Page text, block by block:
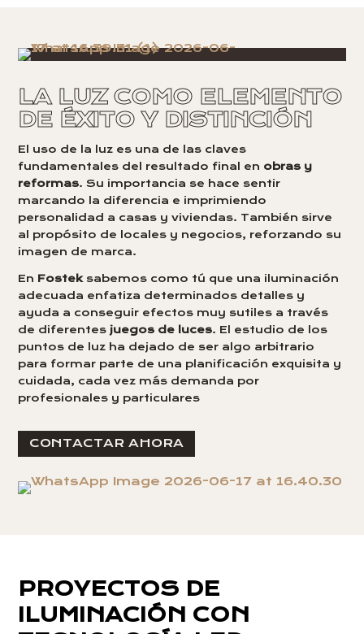
LA LUZ COMO ELEMENTO
DE ÉXITO Y DISTINCIÓN
El uso de la luz es una de las claves
fundamentales del resultado final en obras y
reformas. Su importancia se hace sentir
marcando la diferencia e imprimiendo
personalidad a casas y viviendas. También sirve
al propósito de locales y negocios, reforzando su
imagen de marca.
En Fosteksabemos como tú que una iluminación
adecuada enfatiza determinados detalles y
ayuda a conseguir efectos muy sutiles a través
de diferentes juegos de luces. El estudio de los
puntos de luz ha dejado de ser algo arbitrario
para formar parte de una planificación exquisita y
cuidada, cada vez más demanda por
profesionales y particulares
CONTACTAR AHORA
PROYECTOS DE
ILUMINACIÓN CON